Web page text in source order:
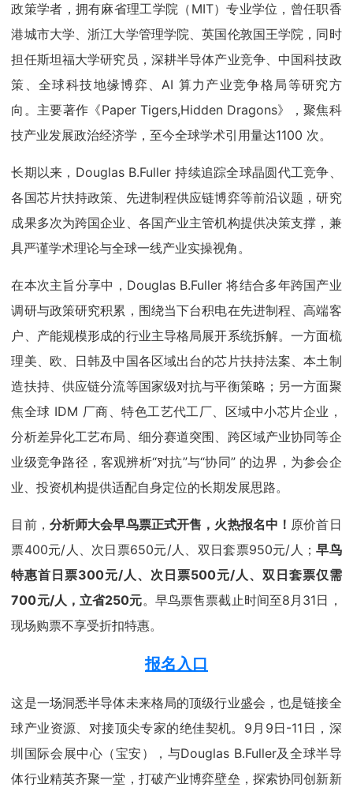
政策学者，拥有麻省理工学院（MIT）专业学位，曾任职香
港城市大学、浙江大学管理学院、英国伦敦国王学院，同时
担任斯坦福大学研究员，深耕半导体产业竞争、中国科技政
策、全球科技地缘博弈、AI 算力产业竞争格局等研究方
向。主要著作《Paper Tigers,Hidden Dragons》，聚焦科
技产业发展政治经济学，至今全球学术引用量达1100 次。
长期以来，Douglas B.Fuller 持续追踪全球晶圆代工竞争、
各国芯片扶持政策、先进制程供应链博弈等前沿议题，研究
成果多次为跨国企业、各国产业主管机构提供决策支撑，兼
具严谨学术理论与全球一线产业实操视角。
在本次主旨分享中，Douglas B.Fuller 将结合多年跨国产业
调研与政策研究积累，围绕当下台积电在先进制程、高端客
户、产能规模形成的行业主导格局展开系统拆解。一方面梳
理美、欧、日韩及中国各区域出台的芯片扶持法案、本土制
造扶持、供应链分流等国家级对抗与平衡策略；另一方面聚
焦全球 IDM 厂商、特色工艺代工厂、区域中小芯片企业，
分析差异化工艺布局、细分赛道突围、跨区域产业协同等企
业级竞争路径，客观辨析“对抗”与“协同” 的边界，为参会企
业、投资机构提供适配自身定位的长期发展思路。
目前， 分析师大会早鸟票正式开售，火热报名中！ 原价首日
票400元/人、次日票650元/人、双日套票950元/人；早鸟
特惠首日票300元/人、次日票500元/人、双日套票仅需
700元/人，立省250元。早鸟票售票截止时间至8月31日，
现场购票不享受折扣特惠。
报名入口
这是一场洞悉半导体未来格局的顶级行业盛会，也是链接全
球产业资源、对接顶尖专家的绝佳契机。9月9日-11日，深
圳国际会展中心（宝安），与Douglas B.Fuller及全球半导
体行业精英齐聚一堂，打破产业博弈壁垒，探索协同创新新